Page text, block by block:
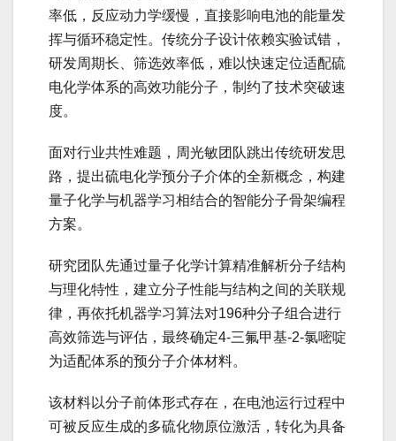
率低，反应动力学缓慢，直接影响电池的能量发
挥与循环稳定性。传统分子设计依赖实验试错，
研发周期长、筛选效率低，难以快速定位适配硫
电化学体系的高效功能分子，制约了技术突破速
度。
面对行业共性难题，周光敏团队跳出传统研发思
路，提出硫电化学预分子介体的全新概念，构建
量子化学与机器学习相结合的智能分子骨架编程
方案。
研究团队先通过量子化学计算精准解析分子结构
与理化特性，建立分子性能与结构之间的关联规
律，再依托机器学习算法对196种分子组合进行
高效筛选与评估，最终确定4-三氟甲基-2-氯嘧啶
为适配体系的预分子介体材料。
该材料以分子前体形式存在，在电池运行过程中
可被反应生成的多硫化物原位激活，转化为具备